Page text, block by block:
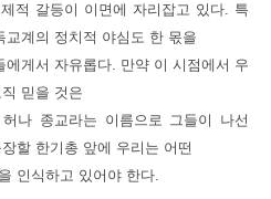
적 갈등이 이면에 자리잡고 있다. 특
계의 정치적 야심도 한 몫을
게서 자유롭다. 만약 이 시점에서 우
믿을 것은
나 종교라는 이름으로 그들이 나선
할 한기총 앞에 우리는 어떤
인식하고 있어야 한다.